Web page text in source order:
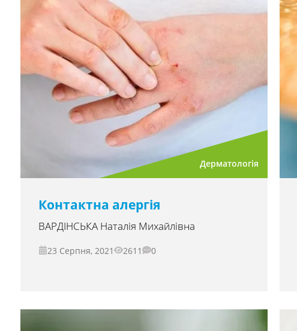
Дерматологія
Контактна алергія
ВАРДІНСЬКА Наталія Михайлівна
23 Серпня, 2021 2611 0